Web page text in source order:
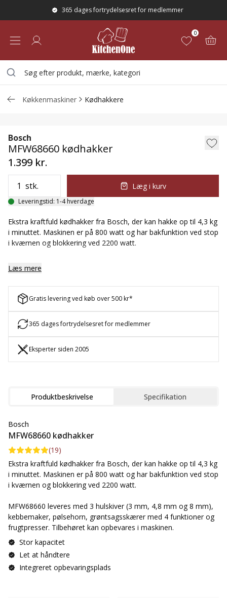
365 dages fortrydelsesret for medlemmer
0
Køkkenmaskiner Kødhakkere
MFW68660 kødhakker
Bosch
MFW68660 kødhakker
1.399 kr.
stk. Læg i kurv
Leveringstid: 1-4 hverdage
Ekstra kraftfuld kødhakker fra Bosch, der kan hakke op til 4,3 kg
i minuttet. Maskinen er på 800 watt og har bakfunktion ved stop
i kværnen og blokkering ved 2200 watt.
MFW68660 leveres med 3 hulskiver (3 mm, 4,8 mm og 8 mm),
kebbemaker, pølsehorn, grøntsagsskærer med 4 funktioner og
frugtpresser. Tilbehøret kan opbevares i maskinen.
Læs mere
Gratis levering ved køb over 500 kr*
365 dages fortrydelsesret for medlemmer
Eksperter siden 2005
Produktbeskrivelse Specifikation
Bosch
MFW68660 kødhakker
(19)
Ekstra kraftfuld kødhakker fra Bosch, der kan hakke op til 4,3 kg
i minuttet. Maskinen er på 800 watt og har bakfunktion ved stop
i kværnen og blokkering ved 2200 watt.
MFW68660 leveres med 3 hulskiver (3 mm, 4,8 mm og 8 mm),
kebbemaker, pølsehorn, grøntsagsskærer med 4 funktioner og
frugtpresser. Tilbehøret kan opbevares i maskinen.
Stor kapacitet
Let at håndtere
Integreret opbevaringsplads